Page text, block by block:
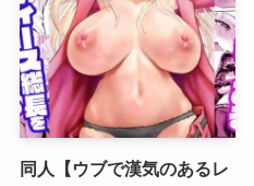
同人【ウブで漢気のあるレ